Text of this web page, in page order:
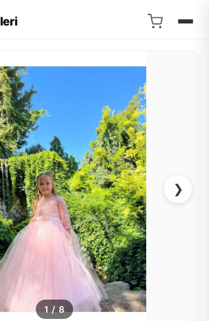
❯
1 / 8